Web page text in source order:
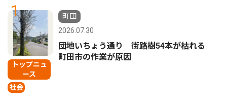
1
トップニュ
ース
社会
町田
2026.07.30
団地いちょう通り 街路樹54本が枯れる
町田市の作業が原因